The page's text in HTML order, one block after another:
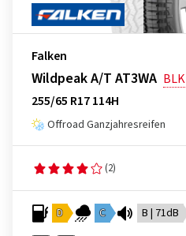
Falken
Wildpeak A/T AT3WA BLK
255/65 R17 114H
Offroad Ganzjahresreifen
(2)
D C B | 71dB